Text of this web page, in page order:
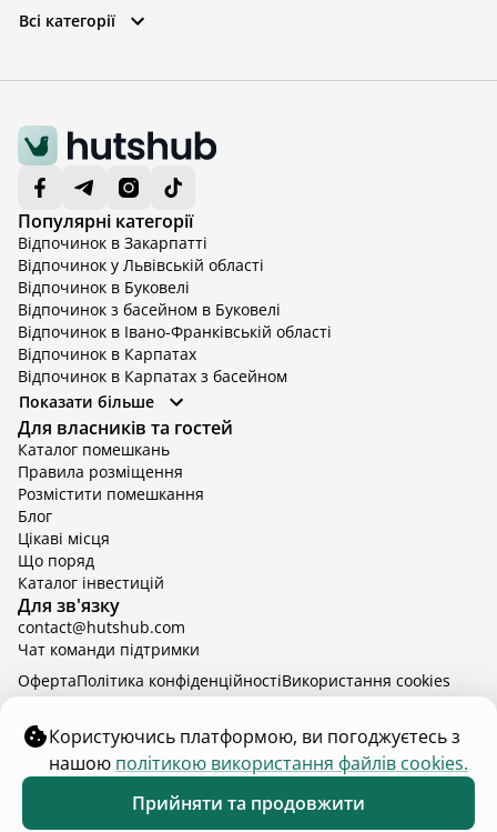
Оберіть інші дати аби дізнатись ціну
2 дорослих
Всі категорії
Популярні категорії
Відпочинок в Закарпатті
Відпочинок у Львівській області
Відпочинок в Буковелі
Відпочинок з басейном в Буковелі
Відпочинок в Івано-Франківській області
Відпочинок в Карпатах
Відпочинок в Карпатах з басейном
Відпочинок в Київській області
Відпочинок в Київській області з басейном
Відпочинок в Тернопільській області
Відпочинок у Вінницькій області
Відпочинок в Яремче
Відпочинок у Львівській області з басейном
Відпочинок з басейном в Тернопільській області
Показати більше
Для власників та гостей
Каталог помешкань
Правила розміщення
Розмістити помешкання
Блог
Цікаві місця
Що поряд
Каталог інвестицій
Для зв'язку
contact@hutshub.com
Чат команди підтримки
hutshub | ©2026
ОфертаПолітика конфіденційностіBикористання cookies
Користуючись платформою, ви погоджуєтесь з
нашою політикою використання файлів cookies.
Прийняти та продовжити